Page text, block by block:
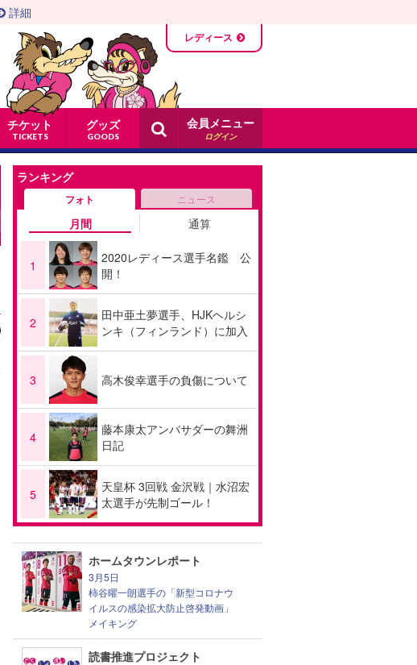
チケット
TICKETS
グッズ
GOODS
詳細
レディース
会員メニュー
ログイン
ランキング
フォト ニュース
月間 通算
1
2020レディース選手名鑑 公
開！
2
田中亜土夢選手、HJKヘルシ
ンキ（フィンランド）に加入
3 高木俊幸選手の負傷について
4
藤本康太アンバサダーの舞洲
日記
5
天皇杯 3回戦 金沢戦｜水沼宏
太選手が先制ゴール！
ホームタウンレポート
3月5日
柿谷曜一朗選手の「新型コロナウ
イルスの感染拡大防止啓発動画」
メイキング
読書推進プロジェクト